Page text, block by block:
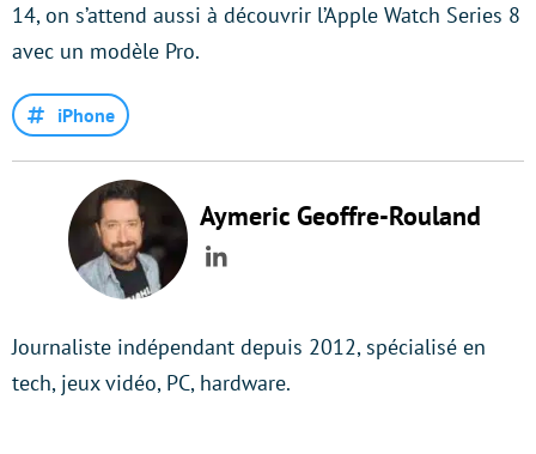
14, on s’attend aussi à découvrir l’Apple Watch Series 8
avec un modèle Pro.
iPhone
Aymeric Geoffre-Rouland
LinkedIn
Journaliste indépendant depuis 2012, spécialisé en
tech, jeux vidéo, PC, hardware.